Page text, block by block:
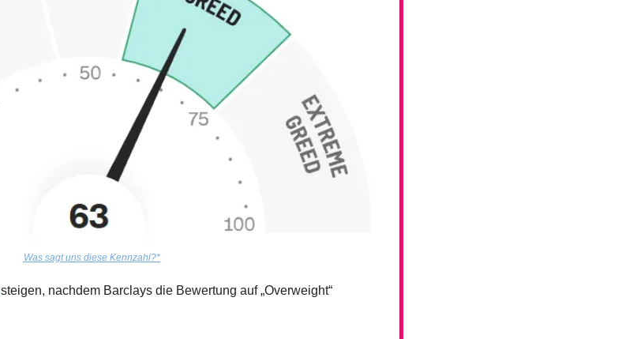
Was sagt uns diese Kennzahl?*
steigen, nachdem Barclays die Bewertung auf „Overweight“